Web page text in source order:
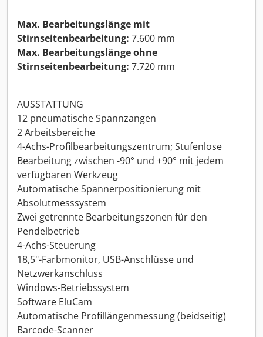
Max. Bearbeitungslänge mit
Stirnseitenbearbeitung: 7.600 mm
Max. Bearbeitungslänge ohne
Stirnseitenbearbeitung: 7.720 mm
AUSSTATTUNG
12 pneumatische Spannzangen
2 Arbeitsbereiche
4-Achs-Profilbearbeitungszentrum; Stufenlose
Bearbeitung zwischen -90° und +90° mit jedem
verfügbaren Werkzeug
Automatische Spannerpositionierung mit
Absolutmesssystem
Zwei getrennte Bearbeitungszonen für den
Pendelbetrieb
4-Achs-Steuerung
18,5"-Farbmonitor, USB-Anschlüsse und
Netzwerkanschluss
Windows-Betriebssystem
Software EluCam
Automatische Profillängenmessung (beidseitig)
Barcode-Scanner